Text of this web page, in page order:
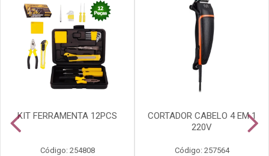
KIT FERRAMENTA 12PCS
Código: 254808
CORTADOR CABELO 4 EM 1
220V
Código: 257564